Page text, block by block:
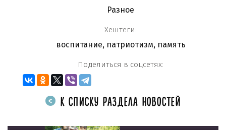
Разное
Хештеги:
воспитание, патриотизм, память
Поделиться в соцсетях:
К СПИСКУ РАЗДЕЛА НОВОСТЕЙ